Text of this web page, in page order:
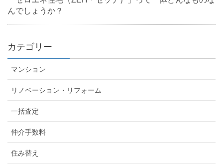
んでしょうか？
カテゴリー
マンション
リノベーション・リフォーム
一括査定
仲介手数料
住み替え